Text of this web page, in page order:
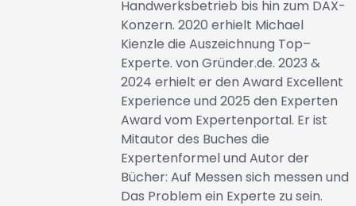
Handwerksbetrieb bis hin zum DAX-
Konzern. 2020 erhielt Michael
Kienzle die Auszeichnung Top–
Experte. von Gründer.de. 2023 &
2024 erhielt er den Award Excellent
Experience und 2025 den Experten
Award vom Expertenportal. Er ist
Mitautor des Buches die
Expertenformel und Autor der
Bücher: Auf Messen sich messen und
Das Problem ein Experte zu sein.